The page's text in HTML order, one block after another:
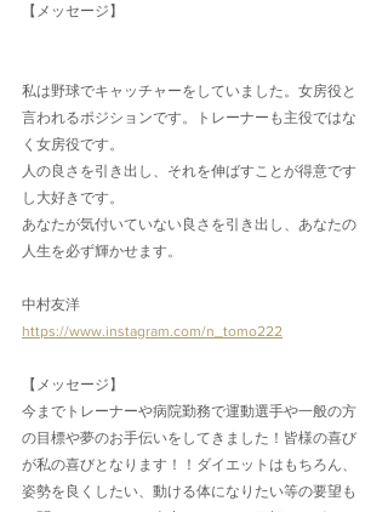
【メッセージ】
私は野球でキャッチャーをしていました。女房役と
言われるポジションです。トレーナーも主役ではな
く女房役です。
人の良さを引き出し、それを伸ばすことが得意です
し大好きです。
あなたが気付いていない良さを引き出し、あなたの
人生を必ず輝かせます。
中村友洋
https://www.instagram.com/n_tomo222
【メッセージ】
今までトレーナーや病院勤務で運動選手や一般の方
の目標や夢のお手伝いをしてきました！皆様の喜び
が私の喜びとなります！！ダイエットはもちろん、
姿勢を良くしたい、動ける体になりたい等の要望も